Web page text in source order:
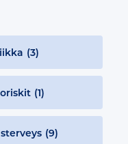
(3)
(1)
(9)